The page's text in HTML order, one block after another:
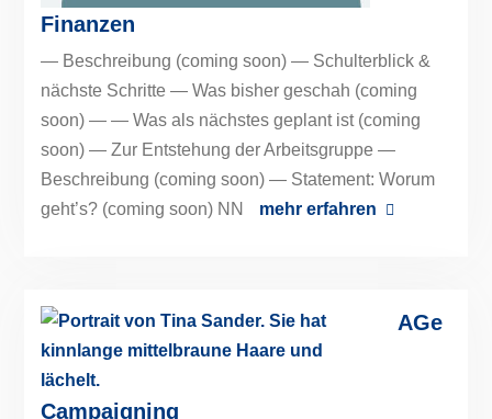
Finanzen
— Beschreibung (coming soon) — Schulterblick &
nächste Schritte — Was bisher geschah (coming
soon) — — Was als nächstes geplant ist (coming
soon) — Zur Entstehung der Arbeitsgruppe —
Beschreibung (coming soon) — Statement: Worum
geht’s? (coming soon) NN
mehr erfahren
AGe
Campaigning